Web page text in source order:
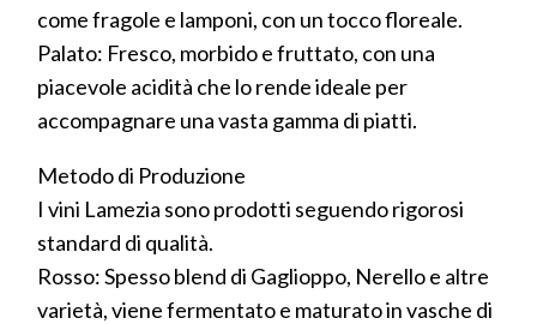
come fragole e lamponi, con un tocco floreale.
Palato: Fresco, morbido e fruttato, con una
piacevole acidità che lo rende ideale per
accompagnare una vasta gamma di piatti.
Metodo di Produzione
I vini Lamezia sono prodotti seguendo rigorosi
standard di qualità.
Rosso: Spesso blend di Gaglioppo, Nerello e altre
varietà, viene fermentato e maturato in vasche di